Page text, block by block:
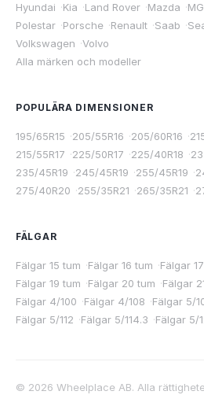
Hyundai ·Kia ·Land Rover ·Mazda ·MG
Polestar ·Porsche ·Renault ·Saab ·
Volkswagen ·Volvo
Alla märken och modeller
POPULÄRA DIMENSIONER
195/65R15 ·205/55R16 ·205/60R16 ·
215/55R17 ·225/50R17 ·225/40R18 ·
235/45R19 ·245/45R19 ·255/45R19 ·
275/40R20 ·255/35R21 ·265/35R21 ·
FÄLGAR
Fälgar 15 tum ·Fälgar 16 tum ·Fälgar
Fälgar 19 tum ·Fälgar 20 tum ·Fälgar
Fälgar 4/100 ·Fälgar 4/108 ·Fälgar 5/
Fälgar 5/112 ·Fälgar 5/114.3 ·Fälgar 5/
© 2026 Wheelplace AB. Alla